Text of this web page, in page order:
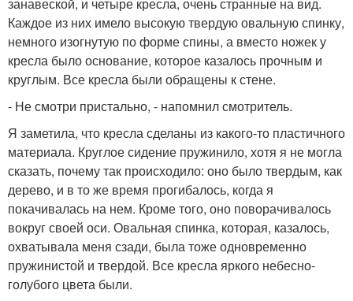
Каждое из них имело высокую твердую овальную спинку,
немного изогнутую по форме спины, а вместо ножек у
кресла было основание, которое казалось прочным и
круглым. Все кресла были обращены к стене.
- Не смотри пристально, - напомнил смотритель.
Я заметила, что кресла сделаны из какого-то пластичного
материала. Круглое сидение пружинило, хотя я не могла
сказать, почему так происходило: оно было твердым, как
дерево, и в то же время прогибалось, когда я
покачивалась на нем. Кроме того, оно поворачивалось
вокруг своей оси. Овальная спинка, которая, казалось,
охватывала меня сзади, была тоже одновременно
пружинистой и твердой. Все кресла яркого небесно-
голубого цвета были.